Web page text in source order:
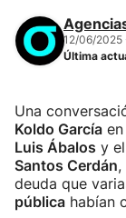
12/06/2025
Última
Una
Koldo García
Luis Ábalos y
Santos Cerdán,
deuda que
pública habían